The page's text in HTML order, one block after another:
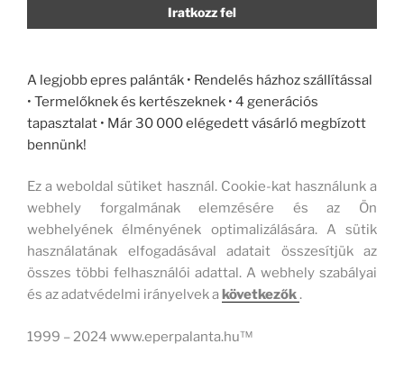
A legjobb epres palánták • Rendelés házhoz szállítással
• Termelőknek és kertészeknek • 4 generációs
tapasztalat • Már 30 000 elégedett vásárló megbízott
bennünk!
Ez a weboldal sütiket használ. Cookie-kat használunk a
webhely forgalmának elemzésére és az Ön
webhelyének élményének optimalizálására. A sütik
használatának elfogadásával adatait összesítjük az
összes többi felhasználói adattal. A webhely szabályai
és az adatvédelmi irányelvek a következők.
1999 – 2024 www.eperpalanta.hu™